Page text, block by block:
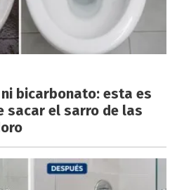
bicarbonato: esta es
sacar el sarro de las